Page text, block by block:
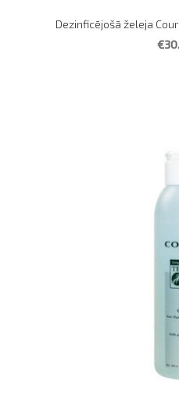
Dezinficējošā želeja